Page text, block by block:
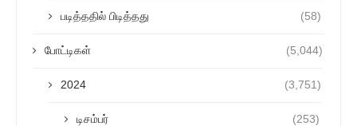
படித்ததில் பிடித்தது (58)
போட்டிகள் (5,044)
2024 (3,751)
டிசம்பர் (253)